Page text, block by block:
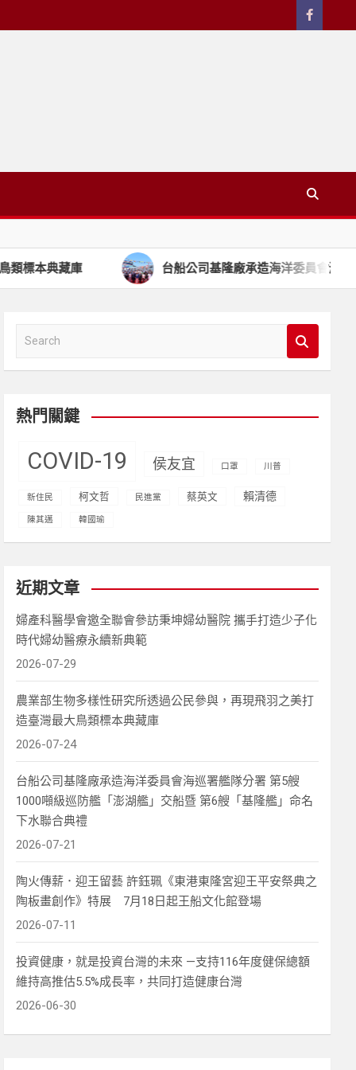
庫 台船公司基隆廠承造海洋委員會海巡署艦隊分
a
c
熱門關鍵
COVID-19 侯友宜 口罩 川普
新住民 柯文哲 民進黨 蔡英文 賴清德
陳其邁 韓國瑜
近期文章
婦產科醫學會邀全聯會參訪秉坤婦幼醫院 攜手打造少子化
時代婦幼醫療永續新典範
2026-07-29
農業部生物多樣性研究所透過公民參與，再現飛羽之美打
造臺灣最大鳥類標本典藏庫
2026-07-24
台船公司基隆廠承造海洋委員會海巡署艦隊分署 第5艘
1000噸級巡防艦「澎湖艦」交船暨 第6艘「基隆艦」命名
下水聯合典禮
2026-07-21
陶火傳薪．迎王留藝 許鈺珮《東港東隆宮迎王平安祭典之
陶板畫創作》特展 7月18日起王船文化館登場
2026-07-11
投資健康，就是投資台灣的未來 —支持116年度健保總額
維持高推估5.5%成長率，共同打造健康台灣
2026-06-30